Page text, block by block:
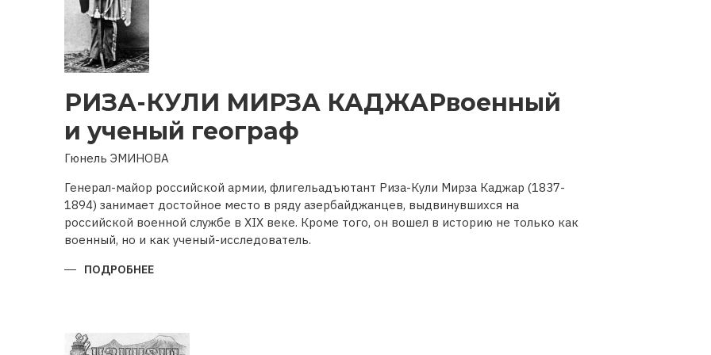
РИЗА-КУЛИ МИРЗА КАДЖАРвоенный
и ученый географ
Гюнель ЭМИНОВА
Генерал-майор российской армии, флигельадъютант Риза-Кули Мирза Каджар (1837-
1894) занимает достойное место в ряду азербайджанцев, выдвинувшихся на
российской военной службе в XIX веке. Кроме того, он вошел в историю не только как
военный, но и как ученый-исследователь.
ПОДРОБНЕЕ
УЧЕНЫЙ
ГЕОГРАФ